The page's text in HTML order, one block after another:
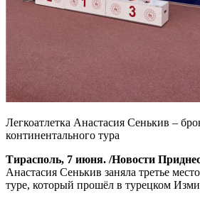
Легкоатлетка Анастасия Сенькив –
континентального тура
Тирасполь, 7 июня. /Новости
Анастасия Сенькив заняла третье
туре, который прошёл в турецком